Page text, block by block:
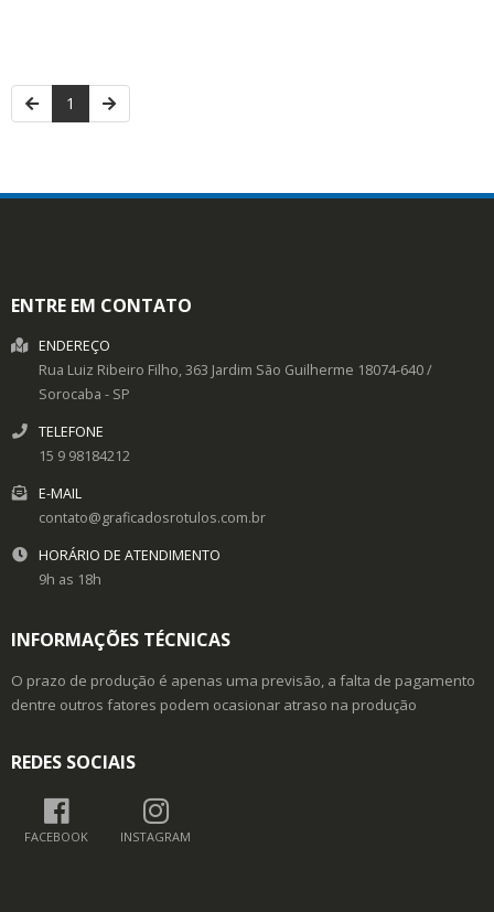
1
ENTRE EM CONTATO
ENDEREÇO
Rua Luiz Ribeiro Filho, 363 Jardim São Guilherme 18074-640/
Sorocaba - SP
TELEFONE
15 9 98184212
E-MAIL
contato@graficadosrotulos.com.br
HORÁRIO DE ATENDIMENTO
9h as 18h
INFORMAÇÕES TÉCNICAS
O prazo de produção é apenas uma previsão, a falta de pagamento
dentre outros fatores podem ocasionar atraso na produção
REDES SOCIAIS
FACEBOOK INSTAGRAM